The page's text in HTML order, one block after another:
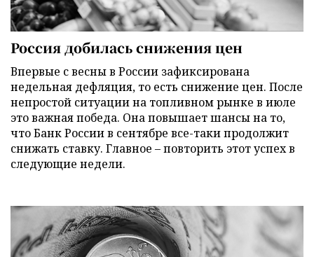
Россия добилась снижения цен
Впервые с весны в России зафиксирована
недельная дефляция, то есть снижение цен. После
непростой ситуации на топливном рынке в июле
это важная победа. Она повышает шансы на то,
что Банк России в сентябре все-таки продолжит
снижать ставку. Главное – повторить этот успех в
следующие недели.